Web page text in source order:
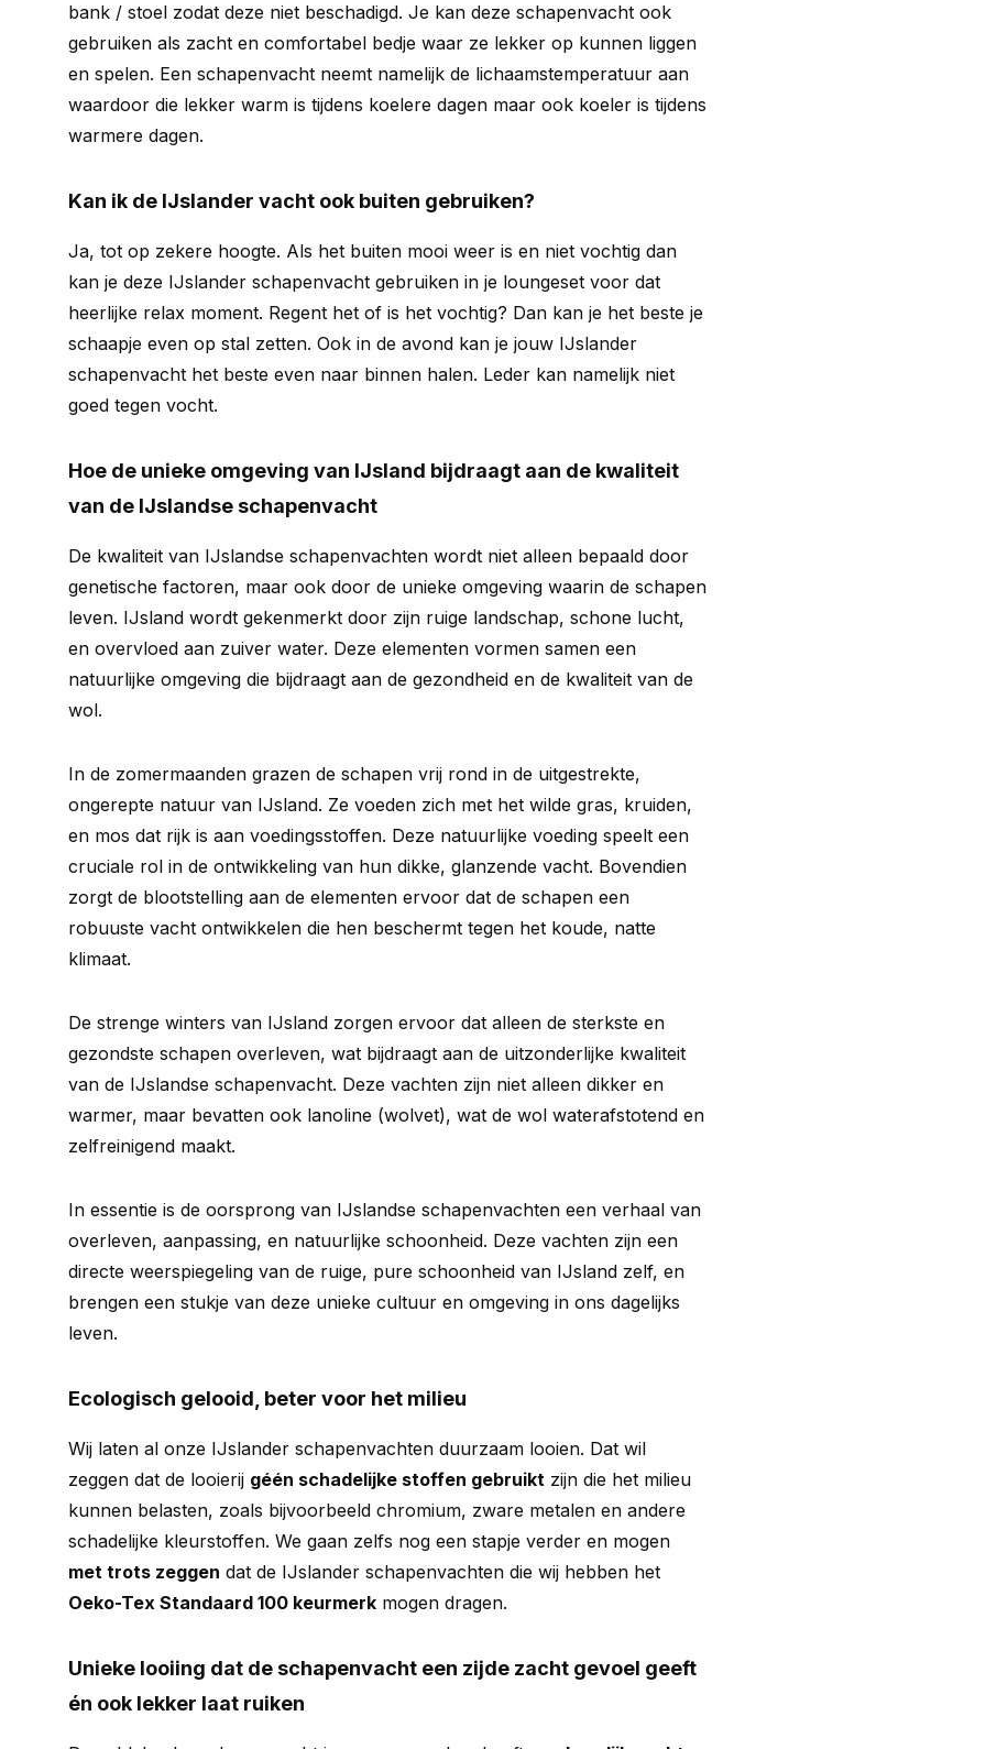
bank / stoel zodat deze niet beschadigd. Je kan deze schapenvacht ook
gebruiken als zacht en comfortabel bedje waar ze lekker op kunnen liggen
en spelen. Een schapenvacht neemt namelijk de lichaamstemperatuur aan
waardoor die lekker warm is tijdens koelere dagen maar ook koeler is tijdens
warmere dagen.
Kan ik de IJslander vacht ook buiten gebruiken?
Ja, tot op zekere hoogte. Als het buiten mooi weer is en niet vochtig dan
kan je deze IJslander schapenvacht gebruiken in je loungeset voor dat
heerlijke relax moment. Regent het of is het vochtig? Dan kan je het beste je
schaapje even op stal zetten. Ook in de avond kan je jouw IJslander
schapenvacht het beste even naar binnen halen. Leder kan namelijk niet
goed tegen vocht.
Hoe de unieke omgeving van IJsland bijdraagt aan de kwaliteit
van de IJslandse schapenvacht
De kwaliteit van IJslandse schapenvachten wordt niet alleen bepaald door
genetische factoren, maar ook door de unieke omgeving waarin de schapen
leven. IJsland wordt gekenmerkt door zijn ruige landschap, schone lucht,
en overvloed aan zuiver water. Deze elementen vormen samen een
natuurlijke omgeving die bijdraagt aan de gezondheid en de kwaliteit van de
wol.
In de zomermaanden grazen de schapen vrij rond in de uitgestrekte,
ongerepte natuur van IJsland. Ze voeden zich met het wilde gras, kruiden,
en mos dat rijk is aan voedingsstoffen. Deze natuurlijke voeding speelt een
cruciale rol in de ontwikkeling van hun dikke, glanzende vacht. Bovendien
zorgt de blootstelling aan de elementen ervoor dat de schapen een
robuuste vacht ontwikkelen die hen beschermt tegen het koude, natte
klimaat.
De strenge winters van IJsland zorgen ervoor dat alleen de sterkste en
gezondste schapen overleven, wat bijdraagt aan de uitzonderlijke kwaliteit
van de IJslandse schapenvacht. Deze vachten zijn niet alleen dikker en
warmer, maar bevatten ook lanoline (wolvet), wat de wol waterafstotend en
zelfreinigend maakt.
In essentie is de oorsprong van IJslandse schapenvachten een verhaal van
overleven, aanpassing, en natuurlijke schoonheid. Deze vachten zijn een
directe weerspiegeling van de ruige, pure schoonheid van IJsland zelf, en
brengen een stukje van deze unieke cultuur en omgeving in ons dagelijks
leven.
Ecologisch gelooid, beter voor het milieu
Wij laten al onze IJslander schapenvachten duurzaam looien. Dat wil
zeggen dat de looierij géén schadelijke stoffen gebruikt zijn die het milieu
kunnen belasten, zoals bijvoorbeeld chromium, zware metalen en andere
schadelijke kleurstoffen. We gaan zelfs nog een stapje verder en mogen
met trots zeggen dat de IJslander schapenvachten die wij hebben het
Oeko-Tex Standaard 100 keurmerk mogen dragen.
Unieke looiing dat de schapenvacht een zijde zacht gevoel geeft
én ook lekker laat ruiken